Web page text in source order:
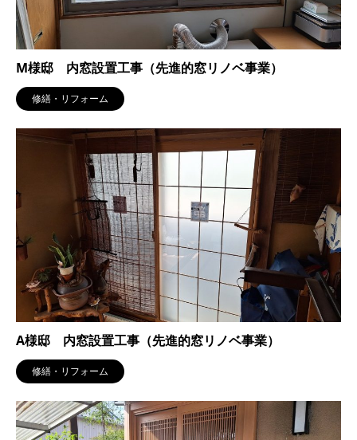
M様邸 内窓設置工事（先進的窓リノベ事業）
修繕・リフォーム
A様邸 内窓設置工事（先進的窓リノベ事業）
修繕・リフォーム